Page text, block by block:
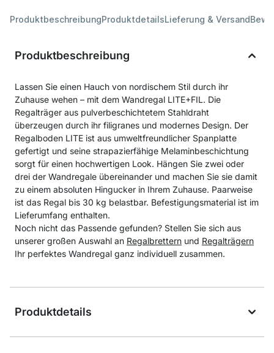
ProduktbeschreibungProduktdetailsLieferung & Versand
Produktbeschreibung
Lassen Sie einen Hauch von nordischem Stil durch ihr
Zuhause wehen – mit dem Wandregal LITE+FIL. Die
Regalträger aus pulverbeschichtetem Stahldraht
überzeugen durch ihr filigranes und modernes Design. Der
Regalboden LITE ist aus umweltfreundlicher Spanplatte
gefertigt und seine strapazierfähige Melaminbeschichtung
sorgt für einen hochwertigen Look. Hängen Sie zwei oder
drei der Wandregale übereinander und machen Sie sie damit
zu einem absoluten Hingucker in Ihrem Zuhause. Paarweise
ist das Regal bis 30 kg belastbar. Befestigungsmaterial ist im
Lieferumfang enthalten.
Noch nicht das Passende gefunden? Stellen Sie sich aus
unserer großen Auswahl an Regalbrettern und Regalträgern
Ihr perfektes Wandregal ganz individuell zusammen.
Produktdetails